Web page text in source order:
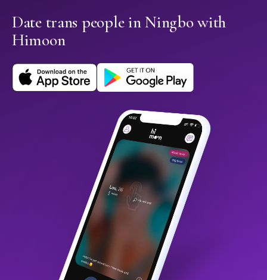
Date trans people in Ningbo with
Himoon